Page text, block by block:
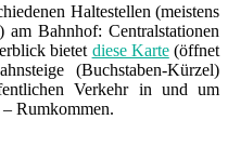
Haltestellen (meistens
Bahnhof: Centralstationen
bietet diese Karte(öffnet
(Buchstaben-Kürzel)
Verkehr in und um
Rumkommen.